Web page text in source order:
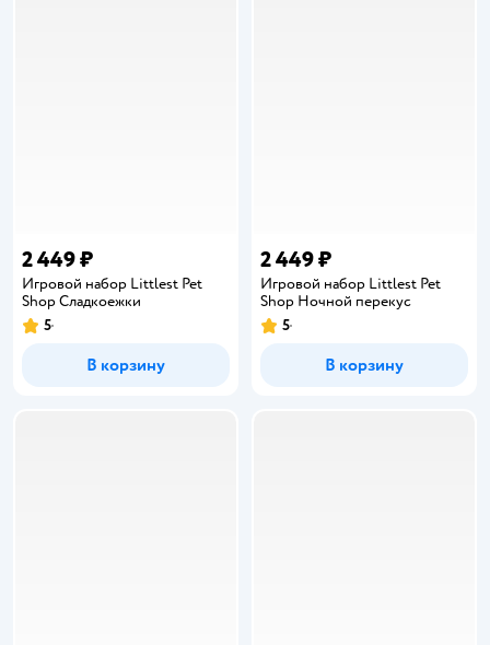
2 449 ₽
Игровой набор Littlest Pet
Shop Сладкоежки
Рейтинг:
5
В корзину
2 449 ₽
Игровой набор Littlest Pet
Shop Ночной перекус
Рейтинг:
5
В корзину